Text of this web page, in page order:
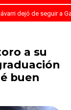
dejó de seguir a
a su
buen